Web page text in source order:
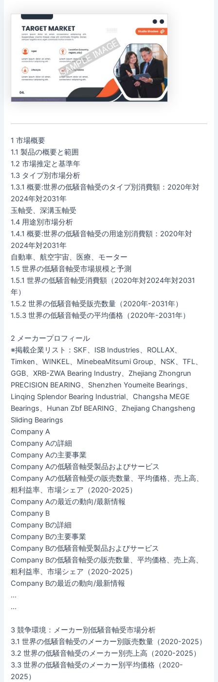
1 市場概要
1.1 製品の概要と範囲
1.2 市場推定と基準年
1.3 タイプ別市場分析
1.3.1 概要:世界の低騒音軸受のタイプ別消費額：2020年対
2024年対2031年
玉軸受、深溝玉軸受
1.4 用途別市場分析
1.4.1 概要:世界の低騒音軸受の用途別消費額：2020年対
2024年対2031年
自動車、航空宇宙、医療、モーター
1.5 世界の低騒音軸受市場規模と予測
1.5.1 世界の低騒音軸受消費額（2020年対2024年対2031
年）
1.5.2 世界の低騒音軸受販売数量（2020年-2031年）
1.5.3 世界の低騒音軸受の平均価格（2020年-2031年）
2 メーカープロフィール
※掲載企業リスト：SKF、ISB Industries、ROLLAX、
Timken、WINKEL、MinebeaMitsumi Group、NSK、TFL、
GGB、XRB-ZWA Bearing Industry、Zhejiang Zhongrun
PRECISION BEARING、Shenzhen Youmeite Bearings、
Linqing Splendor Bearing Industrial、Changsha MEGE
Bearings、Hunan Zbf BEARING、Zhejiang Changsheng
Sliding Bearings
Company A
Company Aの詳細
Company Aの主要事業
Company Aの低騒音軸受製品およびサービス
Company Aの低騒音軸受の販売数量、平均価格、売上高、
粗利益率、市場シェア（2020-2025）
Company Aの最近の動向/最新情報
Company B
Company Bの詳細
Company Bの主要事業
Company Bの低騒音軸受製品およびサービス
Company Bの低騒音軸受の販売数量、平均価格、売上高、
粗利益率、市場シェア（2020-2025）
Company Bの最近の動向/最新情報
…
…
3 競争環境：メーカー別低騒音軸受市場分析
3.1 世界の低騒音軸受のメーカー別販売数量（2020-2025）
3.2 世界の低騒音軸受のメーカー別売上高（2020-2025）
3.3 世界の低騒音軸受のメーカー別平均価格（2020-
2025）